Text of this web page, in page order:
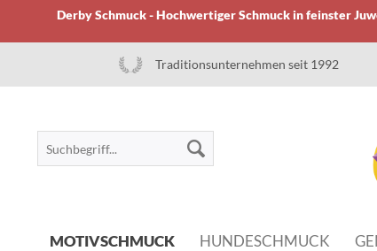
Derby Schmuck - Hochwertiger Schmuck in feinster
Traditionsunternehmen seit 1992
MOTIVSCHMUCK HUNDESCHMUCK